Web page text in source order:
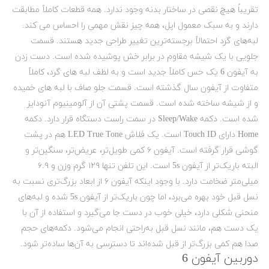
تقریباً هیچ نقصی در ساختار بدنه وجود ندارد. همه قطعات کاملاً مطابقت
دارند و به سبک معمول اپل، همه چیز نقش مهمی را احساس می کند.
لبه‌های گرد احتمالاً برجسته‌ترین تغییر طراحی جدید هستند. قسمت
جلویی با یک شیشه مقاوم در برابر خش پوشیده شده است. دست زدن
به آیفون 6 یک حس کاملاً جدید است و به لطف لبه های گرد، کاملاً
متفاوت از آیفون سال گذشته است. قسمت جلو صاف با لبه های خمیده
و از شیشه ساخته شده است. قسمت پشتی آن از آلومینیوم آنودایز
شده است. دکمه Sleep/Wake در سمت راست دستگاه قرار دارد. دکمه
Home دارای Touch ID است. یک فلاش LED True Tone هم در پشت
گوشی قرار گرفته است. آیفون ۶ کمی‌ طویل‌تر، عریض‌تر، سنگین‌تر و
البته باریک‌تر از آیفون 5s است. این تلفن تنها ۱۲۹ گرم وزن و ۶.۹
میلی‌متر ضخامت دارد. با وجود اینکه آیفون ۶ از ابعاد بزرگ‌تری نسبت به
نسل قبل خود بهره می‌برد، اما چون باریک‌تر از آیفون 5s شده و لبه‌های
منحنی‌ شکلی دارد، خیلی خوب در دست جا می‌گیرد و استفاده از آن با
یک دست هم، مانند نسل قبل به‌راحتی انجام می‌شود. دکمه‌های حجم
صدا هم کمی‌ بزرگ‌تر از قبل شده‌اند تا دسترسی به آن‌ها ساده‌تر شود.
دوربین آیفون 6